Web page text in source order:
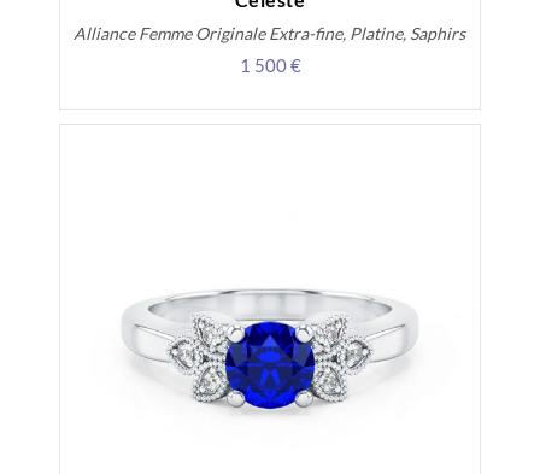
Alliance Femme Originale Extra-fine, Platine, Saphirs
1 500 €